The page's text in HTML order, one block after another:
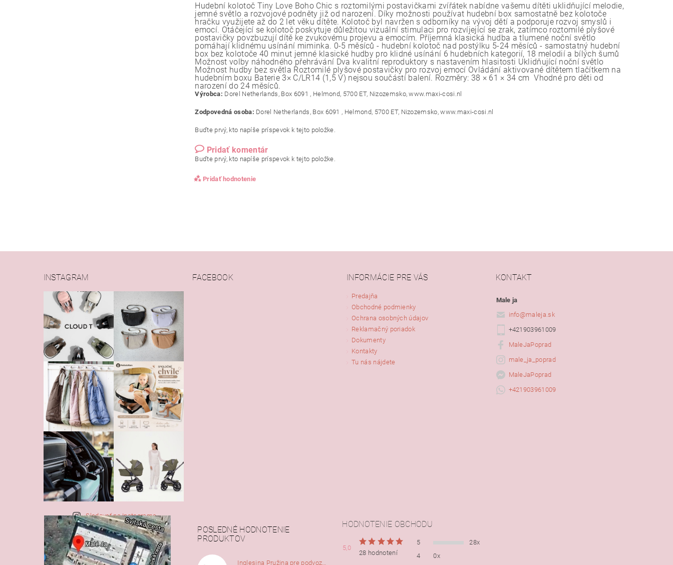
Hudební kolotoč Tiny Love Boho Chic s roztomilými postavičkami zvířátek nabídne vašemu dítěti uklidňující melodie,
jemné světlo a rozvojové podněty již od narození. Díky možnosti používat hudební box samostatně bez kolotoče
hračku využijete až do 2 let věku dítěte. Kolotoč byl navržen s odborníky na vývoj dětí a podporuje rozvoj smyslů i
emocí. Otáčející se kolotoč poskytuje důležitou vizuální stimulaci pro rozvíjející se zrak, zatímco roztomilé plyšové
postavičky povzbuzují dítě ke zvukovému projevu a emocím. Příjemná klasická hudba a tlumené noční světlo
pomáhají klidnému usínání miminka. 0-5 měsíců - hudební kolotoč nad postýlku 5-24 měsíců - samostatný hudební
box bez kolotoče 40 minut jemné klasické hudby pro klidné usínání 6 hudebních kategorií, 18 melodií a bílých šumů
Možnost volby náhodného přehrávání Dva kvalitní reproduktory s nastavením hlasitosti Uklidňující noční světlo
Možnost hudby bez světla Roztomilé plyšové postavičky pro rozvoj emocí Ovládání aktivované dítětem tlačítkem na
hudebním boxu Baterie 3× C/LR14 (1,5 V) nejsou součástí balení. Rozměry: 38 × 61 × 34 cm Vhodné pro děti od
narození do 24 měsíců.
Výrobca: Dorel Netherlands, Box 6091 , Helmond, 5700 ET, Nizozemsko, www.maxi-cosi.nl
Zodpovedná osoba: Dorel Netherlands, Box 6091 , Helmond, 5700 ET, Nizozemsko, www.maxi-cosi.nl
Buďte prvý, kto napíše príspevok k tejto položke.
Pridať komentár
Buďte prvý, kto napíše príspevok k tejto položke.
Pridať hodnotenie
podmienkami ochrany osobných údajov
INSTAGRAM
Sledovať na Instagrame
FACEBOOK INFORMÁCIE PRE VÁS
Predajňa
Obchodné podmienky
Ochrana osobných údajov
Reklamačný poriadok
Dokumenty
Kontakty
Tu nás nájdete
KONTAKT
Male ja
info@maleja.sk
+421903961009
MaleJaPoprad
male_ja_poprad
MaleJaPoprad
+421903961009
POSLEDNÉ HODNOTENIE
PRODUKTOV
HODNOTENIE OBCHODU
5,0
28 hodnotení
5
28x
4
0x